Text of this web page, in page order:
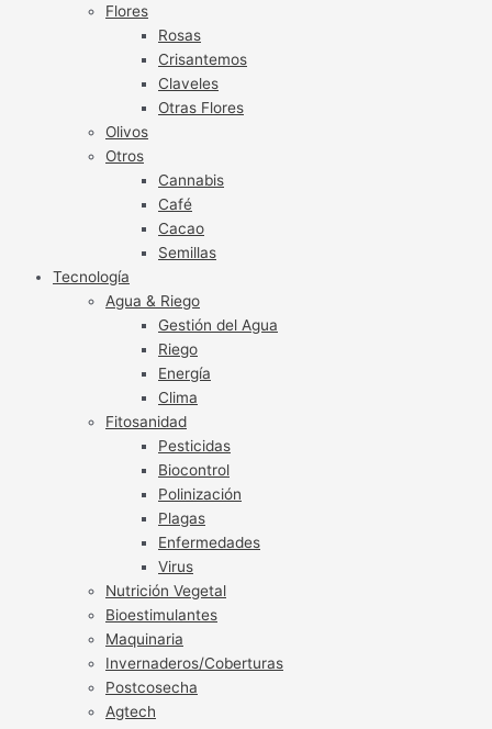
Flores
Rosas
Crisantemos
Claveles
Otras Flores
Olivos
Otros
Cannabis
Café
Cacao
Semillas
Tecnología
Agua & Riego
Gestión del Agua
Riego
Energía
Clima
Fitosanidad
Pesticidas
Biocontrol
Polinización
Plagas
Enfermedades
Virus
Nutrición Vegetal
Bioestimulantes
Maquinaria
Invernaderos/Coberturas
Postcosecha
Agtech